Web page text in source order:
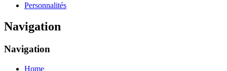
Personnalités
Navigation
Navigation
Home